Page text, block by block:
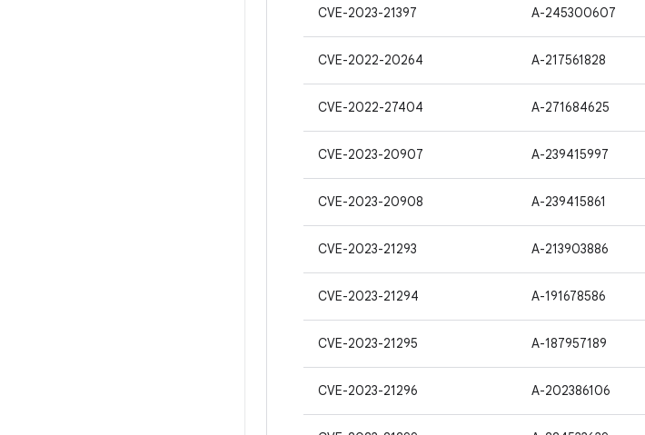
CVE-2023-21397 A-245300607
CVE-2022-20264 A-217561828
CVE-2022-27404 A-271684625
CVE-2023-20907 A-239415997
CVE-2023-20908 A-239415861
CVE-2023-21293 A-213903886
CVE-2023-21294 A-191678586
CVE-2023-21295 A-187957189
CVE-2023-21296 A-202386106